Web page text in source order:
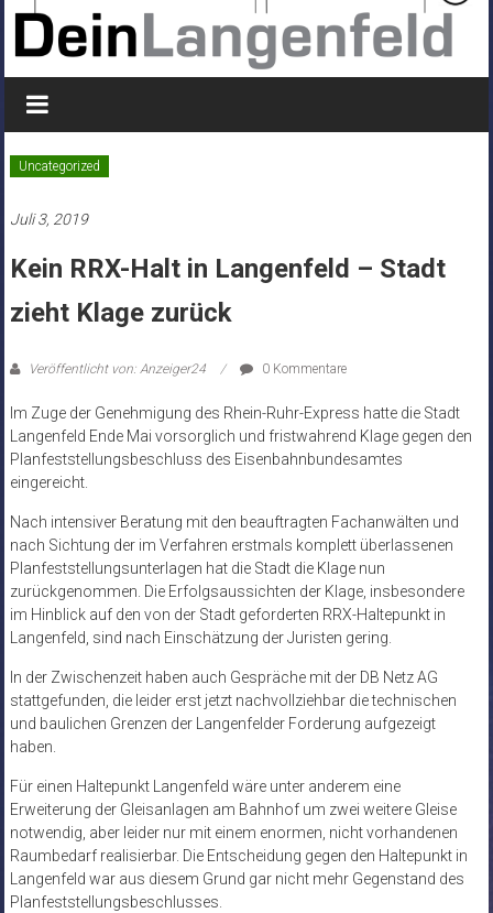
Uncategorized
Juli 3, 2019
Kein RRX-Halt in Langenfeld – Stadt
zieht Klage zurück
Veröffentlicht von: Anzeiger24 0 Kommentare
Im Zuge der Genehmigung des Rhein-Ruhr-Express hatte die Stadt
Langenfeld Ende Mai vorsorglich und fristwahrend Klage gegen den
Planfeststellungsbeschluss des Eisenbahnbundesamtes
eingereicht.
Nach intensiver Beratung mit den beauftragten Fachanwälten und
nach Sichtung der im Verfahren erstmals komplett überlassenen
Planfeststellungsunterlagen hat die Stadt die Klage nun
zurückgenommen. Die Erfolgsaussichten der Klage, insbesondere
im Hinblick auf den von der Stadt geforderten RRX-Haltepunkt in
Langenfeld, sind nach Einschätzung der Juristen gering.
In der Zwischenzeit haben auch Gespräche mit der DB Netz AG
stattgefunden, die leider erst jetzt nachvollziehbar die technischen
und baulichen Grenzen der Langenfelder Forderung aufgezeigt
haben.
Für einen Haltepunkt Langenfeld wäre unter anderem eine
Erweiterung der Gleisanlagen am Bahnhof um zwei weitere Gleise
notwendig, aber leider nur mit einem enormen, nicht vorhandenen
Raumbedarf realisierbar. Die Entscheidung gegen den Haltepunkt in
Langenfeld war aus diesem Grund gar nicht mehr Gegenstand des
Planfeststellungsbeschlusses.